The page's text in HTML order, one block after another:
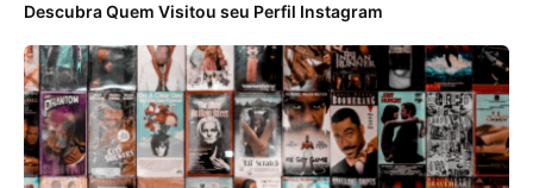
Descubra Quem Visitou seu Perfil Instagram